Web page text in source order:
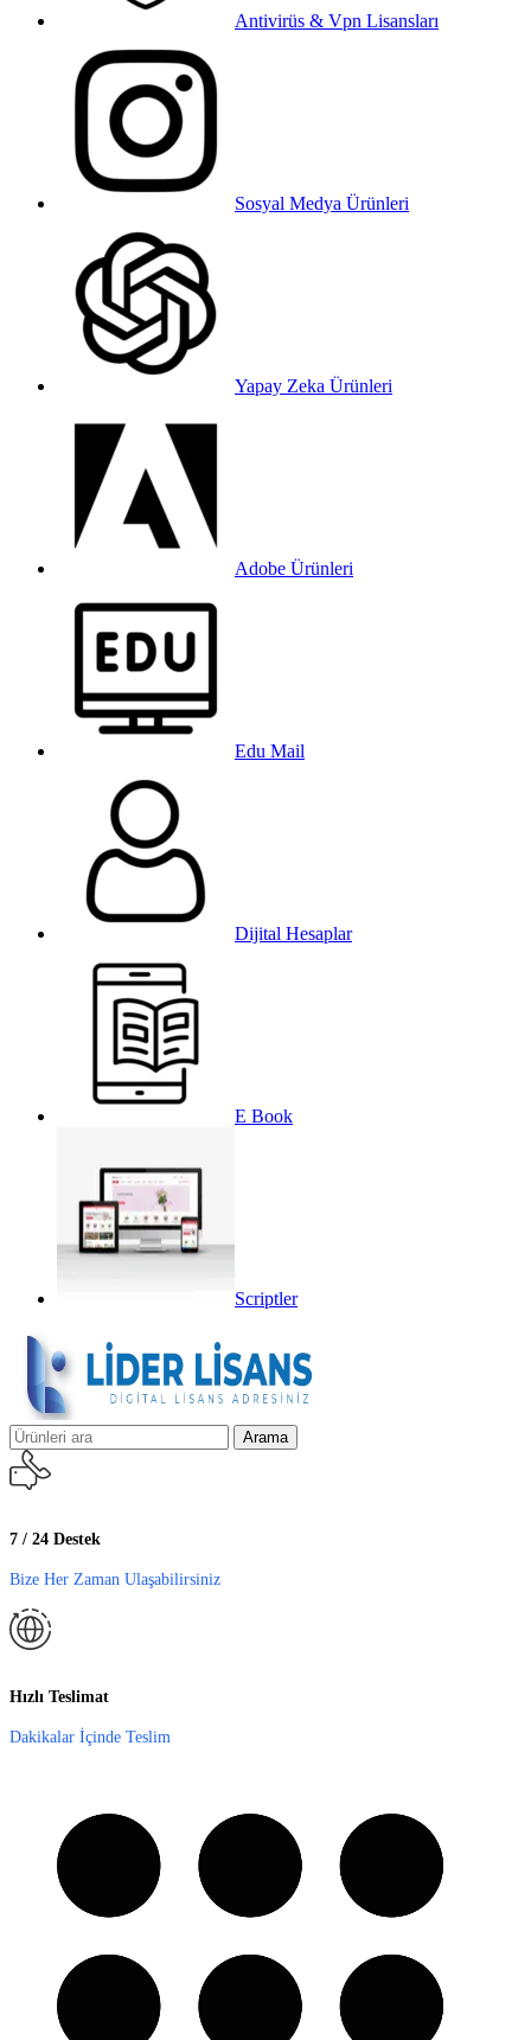
Antivirüs & Vpn Lisansları
Sosyal Medya Ürünleri
Yapay Zeka Ürünleri
Adobe Ürünleri
Edu Mail
Dijital Hesaplar
E Book
Scriptler
Arama
7 / 24 Destek
Bize Her Zaman Ulaşabilirsiniz
Hızlı Teslimat
Dakikalar İçinde Teslim